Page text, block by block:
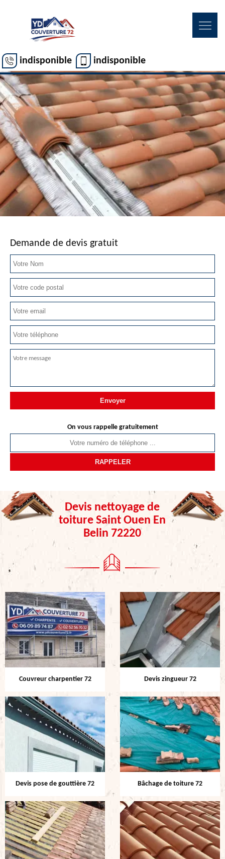
indisponible indisponible
Demande de devis gratuit
On vous rappelle gratuitement
Devis nettoyage de
toiture Saint Ouen En
Belin 72220
Couvreur charpentier 72 Devis zingueur 72
Devis pose de gouttière 72 Bâchage de toiture 72